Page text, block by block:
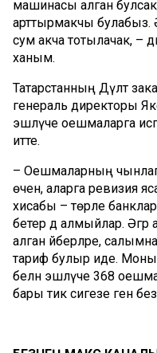
машинасы алган
арттырмакчы булабыз.
сум акча тотылачак, –
ханым.
Татарстанның Дәүләт
генераль директоры
эшләүче оешмаларга
итте.
– Оешмаларның
өчен, аларга ревизия
хисабы – төрле
бетерә дә алмыйлар.
алган әйберләре,
тариф булыр иде. Моны
белән эшләүче 368
бары тик сигезе генә